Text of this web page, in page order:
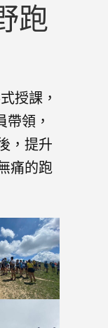
跑
授課，
帶領，
，提升
痛的跑